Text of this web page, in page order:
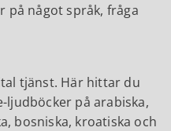
på något språk, fråga
tjänst. Här hittar du
ljudböcker på arabiska,
bosniska, kroatiska och